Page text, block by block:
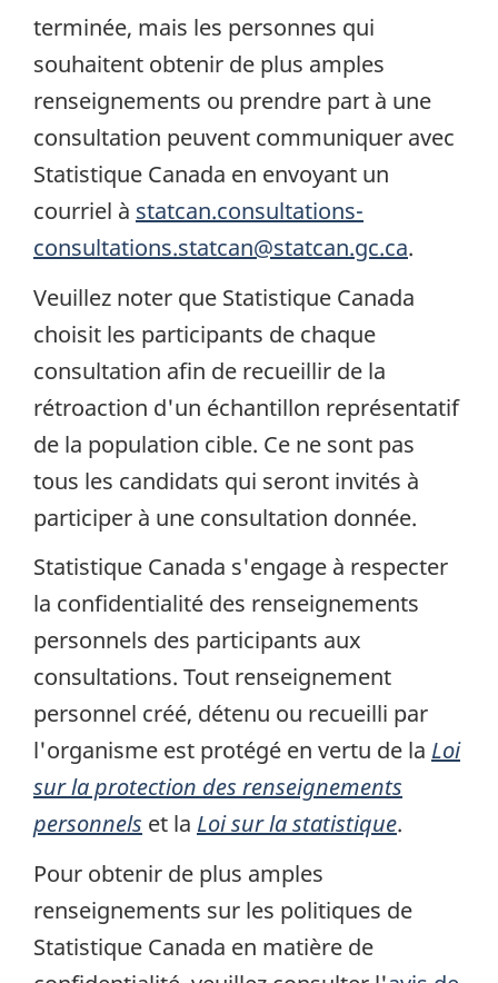
terminée, mais les personnes qui
souhaitent obtenir de plus amples
renseignements ou prendre part à une
consultation peuvent communiquer avec
Statistique Canada en envoyant un
courriel à statcan.consultations-
consultations.statcan@statcan.gc.ca.
Veuillez noter que Statistique Canada
choisit les participants de chaque
consultation afin de recueillir de la
rétroaction d'un échantillon représentatif
de la population cible. Ce ne sont pas
tous les candidats qui seront invités à
participer à une consultation donnée.
Statistique Canada s'engage à respecter
la confidentialité des renseignements
personnels des participants aux
consultations. Tout renseignement
personnel créé, détenu ou recueilli par
l'organisme est protégé en vertu de la Loi
sur la protection des renseignements
personnels et la Loi sur la statistique.
Pour obtenir de plus amples
renseignements sur les politiques de
Statistique Canada en matière de